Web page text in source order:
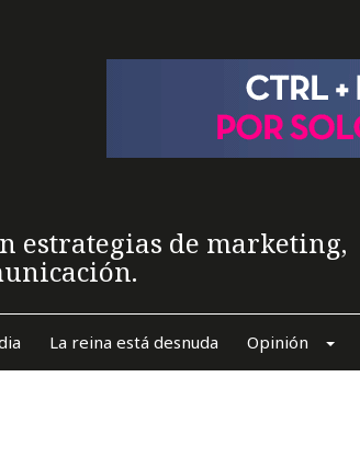
estrategias de marketing,
La reina está desnuda Opinión